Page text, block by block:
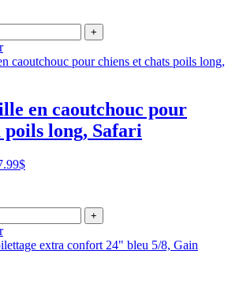
19.99$
à
+
en caoutchouc pour
poils long, Safari
:
$Le
est :
7.99$.
+